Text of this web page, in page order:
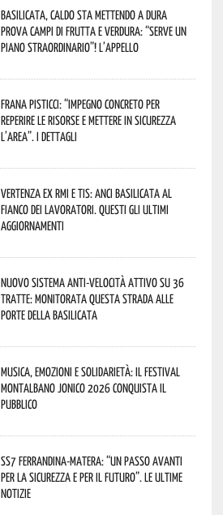
Basilicata, caldo sta mettendo a dura
prova campi di frutta e verdura: “Serve un
piano straordinario”! L’appello
Frana Pisticci: “Impegno concreto per
reperire le risorse e mettere in sicurezza
l’area”. I dettagli
Vertenza ex RMI e TIS: ANCI Basilicata al
fianco dei lavoratori. Questi gli ultimi
aggiornamenti
Nuovo sistema anti-velocità attivo su 36
tratte: monitorata questa strada alle
porte della Basilicata
Musica, emozioni e solidarietà: il Festival
Montalbano Jonico 2026 conquista il
pubblico
SS7 Ferrandina-Matera: “Un passo avanti
per la sicurezza e per il futuro”. Le ultime
notizie